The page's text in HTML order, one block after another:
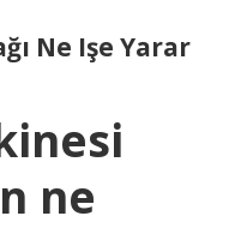
Ne Işe Yarar
ne